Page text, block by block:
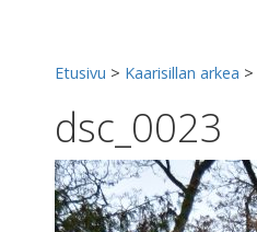
Etusivu > Kaarisillan arkea >
dsc_0023